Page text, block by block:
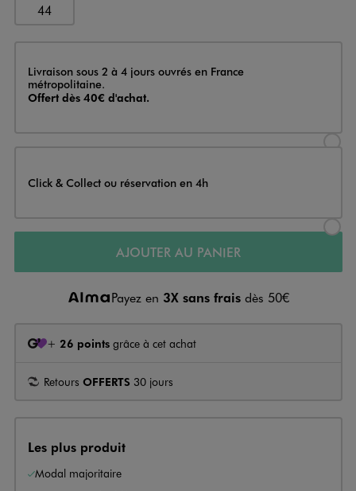
44
Livraison
Livraison sous 2 à 4 jours ouvrés en France
métropolitaine.
Offert dès 40€ d'achat.
Click & Collect ou réservation en 4h
AJOUTER AU PANIER
Payez en 3X sans frais dès 50€
+ 26 points grâce à cet achat
Retours OFFERTS 30 jours
Les plus produit
Modal majoritaire